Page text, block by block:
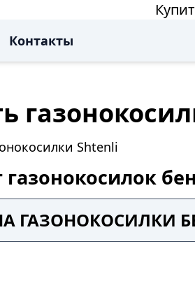
Контакты
Shtenli
газонокосилок
ГАЗОНОКОСИЛКИ